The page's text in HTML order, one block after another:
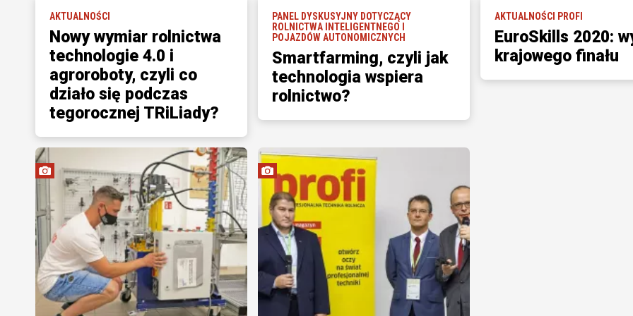
AKTUALNOŚCI
Nowy wymiar rolnictwa
technologie 4.0 i
agroroboty, czyli co
działo się podczas
tegorocznej TRiLiady?
PANEL DYSKUSYJNY DOTYCZĄCY
ROLNICTWA INTELIGENTNEGO I
POJAZDÓW AUTONOMICZNYCH
Smartfarming, czyli jak
technologia wspiera
rolnictwo?
AKTUALNOŚCI PROFI
EuroSkills 2020:
krajowego finału